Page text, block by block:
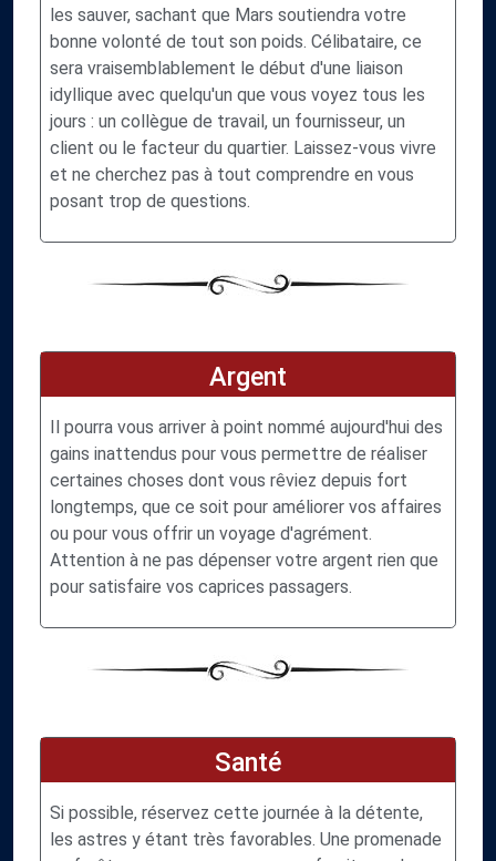
les sauver, sachant que Mars soutiendra votre
bonne volonté de tout son poids. Célibataire, ce
sera vraisemblablement le début d'une liaison
idyllique avec quelqu'un que vous voyez tous les
jours : un collègue de travail, un fournisseur, un
client ou le facteur du quartier. Laissez-vous vivre
et ne cherchez pas à tout comprendre en vous
posant trop de questions.
Argent
Il pourra vous arriver à point nommé aujourd'hui des
gains inattendus pour vous permettre de réaliser
certaines choses dont vous rêviez depuis fort
longtemps, que ce soit pour améliorer vos affaires
ou pour vous offrir un voyage d'agrément.
Attention à ne pas dépenser votre argent rien que
pour satisfaire vos caprices passagers.
Santé
Si possible, réservez cette journée à la détente,
les astres y étant très favorables. Une promenade